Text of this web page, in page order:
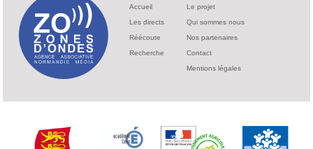
Accueil
Les directs
Réécoute
Recherche
Le projet
Qui sommes nous
Nos partenaires
Contact
Mentions légales